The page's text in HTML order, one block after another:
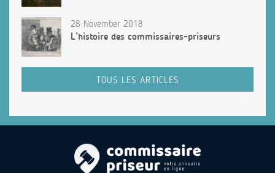
28 November 2018
L’histoire des commissaires-priseurs
TOUS LES ARTICLES